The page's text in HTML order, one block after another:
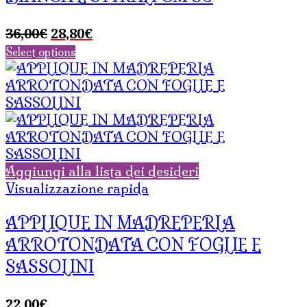
36,00€ Il
prezzo
originale
era:
36,00€.
28,80€Il
attuale
è:
Select options
Aggiungi alla lista dei desideri
Visualizzazione rapida
APPLIQUE IN MADREPERLA
ARROTONDATA CON FOGLIE E
SASSOLINI